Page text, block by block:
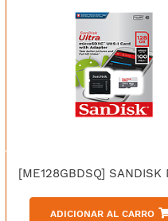
ADICIONAR AL CARRO